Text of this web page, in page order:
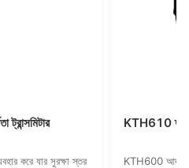
এবং আর্দ্রতা ট্রান্সমিটার
প্রোব গ্রহণ করে, ট্রান্সমিটার সামঞ্জস্য